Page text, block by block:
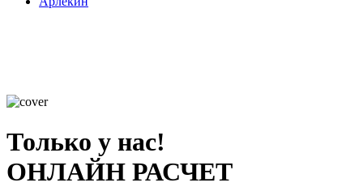
Только у нас!
ОНЛАЙН РАСЧЕТ